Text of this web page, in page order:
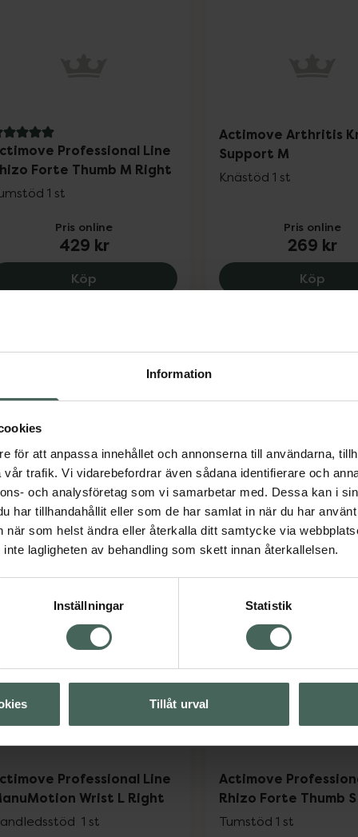
Information
för att anpassa innehållet och annonserna till användarna,
trafik. Vi vidarebefordrar även sådana identifierare och
och analysföretag som vi samarbetar med. Dessa kan i
har tillhandahållit eller som de har samlat in när du har
när som helst ändra eller återkalla ditt samtycke via
lagligheten av behandling som skett innan återkallelsen.
Inställningar Statistik
Tillåt urval
av 5 i omdöme
Professional Line
Forte Thumb M Right
1 st
Pris online
429 kr
Köp Actimove Professional Line Rhizo Forte
Actimove Arthritis
Support M
Knästöd 1 st
Pris online
269 kr
Köp
Arthritis Knee
L
1 st
269 kr
Actimove Arthritis
Support L
Fotledsstöd 1 st
Pris online
249 kr
Professional Line
Wrist L Right
1 st
Actimove
Rhizo Forte Thumb
Tumstöd 1 st